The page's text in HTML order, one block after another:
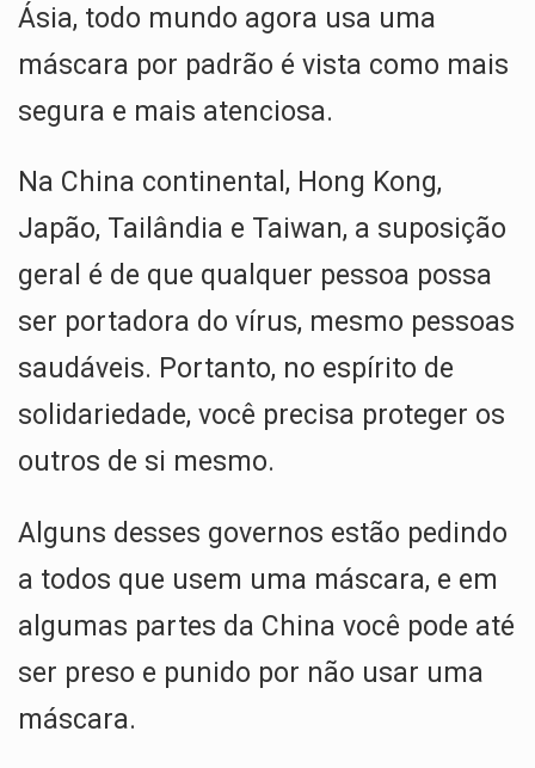
Ásia, todo mundo agora usa uma
máscara por padrão é vista como mais
segura e mais atenciosa.
Na China continental, Hong Kong,
Japão, Tailândia e Taiwan, a suposição
geral é de que qualquer pessoa possa
ser portadora do vírus, mesmo pessoas
saudáveis. Portanto, no espírito de
solidariedade, você precisa proteger os
outros de si mesmo.
Alguns desses governos estão pedindo
a todos que usem uma máscara, e em
algumas partes da China você pode até
ser preso e punido por não usar uma
máscara.